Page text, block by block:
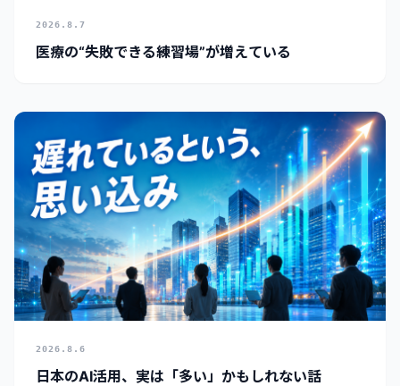
2026.8.7
医療の“失敗できる練習場”が増えている
2026.8.6
日本のAI活用、実は「多い」かもしれない話